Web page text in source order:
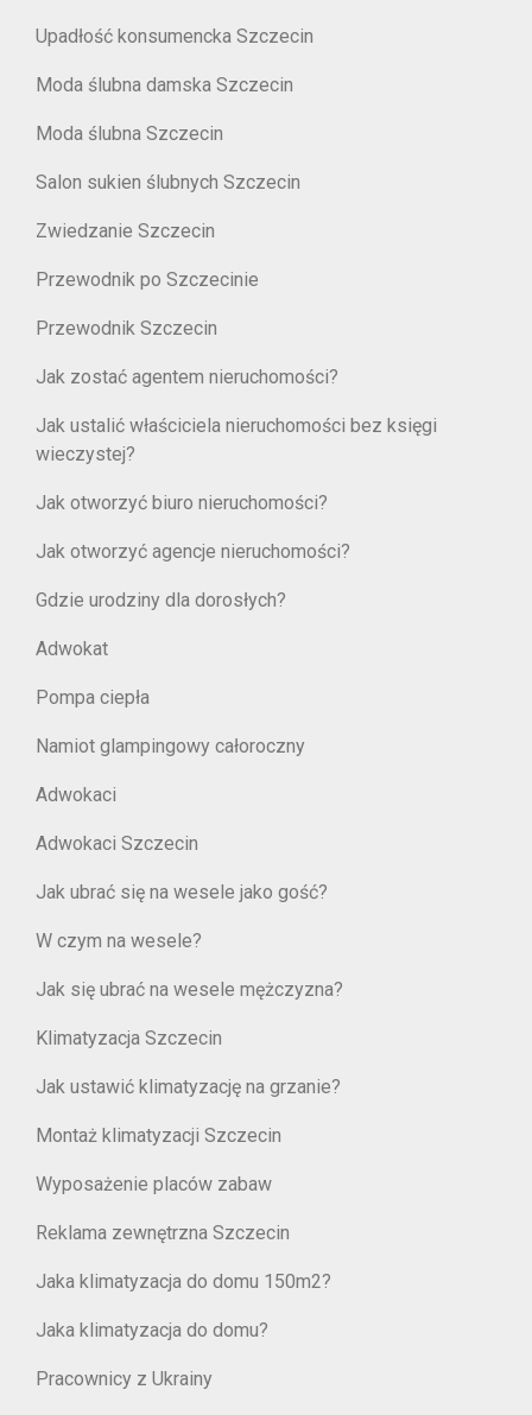
Upadłość konsumencka Szczecin
Moda ślubna damska Szczecin
Moda ślubna Szczecin
Salon sukien ślubnych Szczecin
Zwiedzanie Szczecin
Przewodnik po Szczecinie
Przewodnik Szczecin
Jak zostać agentem nieruchomości?
Jak ustalić właściciela nieruchomości bez księgi
wieczystej?
Jak otworzyć biuro nieruchomości?
Jak otworzyć agencje nieruchomości?
Gdzie urodziny dla dorosłych?
Adwokat
Pompa ciepła
Namiot glampingowy całoroczny
Adwokaci
Adwokaci Szczecin
Jak ubrać się na wesele jako gość?
W czym na wesele?
Jak się ubrać na wesele mężczyzna?
Klimatyzacja Szczecin
Jak ustawić klimatyzację na grzanie?
Montaż klimatyzacji Szczecin
Wyposażenie placów zabaw
Reklama zewnętrzna Szczecin
Jaka klimatyzacja do domu 150m2?
Jaka klimatyzacja do domu?
Pracownicy z Ukrainy